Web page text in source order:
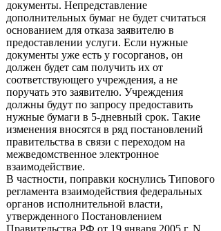
документы. Непредставление
дополнительных бумаг не будет считаться
основанием для отказа заявителю в
предоставлении услуги. Если нужные
документы уже есть у госорганов, он
должен будет сам получить их от
соответствующего учреждения, а не
поручать это заявителю. Учреждения
должны будут по запросу предоставить
нужные бумаги в 5-дневный срок. Такие
изменения вносятся в ряд постановлений
правительства в связи с переходом на
межведомственное электронное
взаимодействие.
В частности, поправки коснулись Типового
регламента взаимодействия федеральных
органов исполнительной власти,
утвержденного Постановлением
Правительства РФ от 19 января 2005 г. N